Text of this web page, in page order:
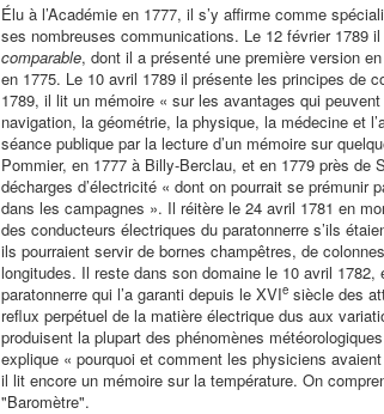
Élu à l’Académie en 1777, il s’y affirme comme
ses nombreuses communications. Le 12 février 1789
comparable, dont il a présenté une première version
en 1775. Le 10 avril 1789 il présente les principes de
1789, il lit un mémoire « sur les avantages qui peuvent
navigation, la géométrie, la physique, la médecine et
séance publique par la lecture d’un mémoire sur
Pommier, en 1777 à Billy-Berclau, et en 1779 près de
décharges d’électricité « dont on pourrait se
dans les campagnes ». Il réitère le 24 avril 1781 en
des conducteurs électriques du paratonnerre s’ils
ils pourraient servir de bornes champêtres, de
longitudes. Il reste dans son domaine le 10 avril 1782,
paratonnerre qui l’a garanti depuis le XVIe siècle des
reflux perpétuel de la matière électrique dus aux
produisent la plupart des phénomènes
explique « pourquoi et comment les physiciens
il lit encore un mémoire sur la température. On
"Baromètre".